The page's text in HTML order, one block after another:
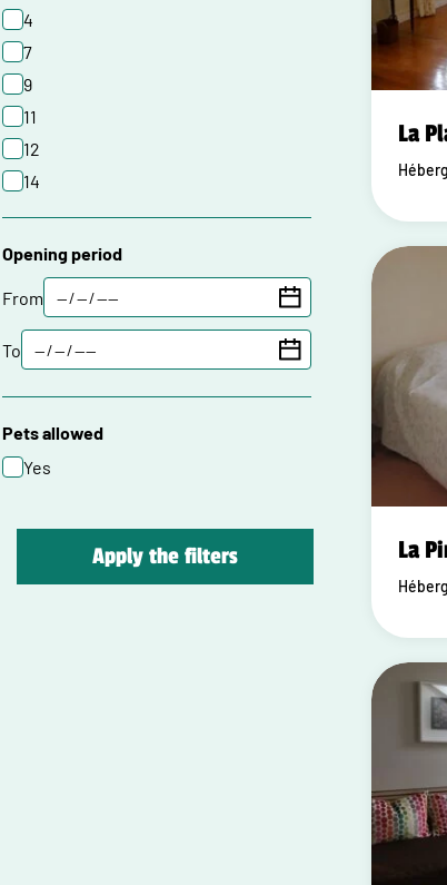
4
7
9
11
12
14
Opening period
From
To
Pets allowed
Yes
Apply the filters
La
La